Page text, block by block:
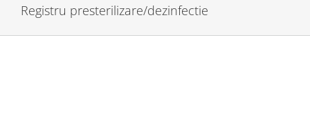
Registru presterilizare/dezinfectie